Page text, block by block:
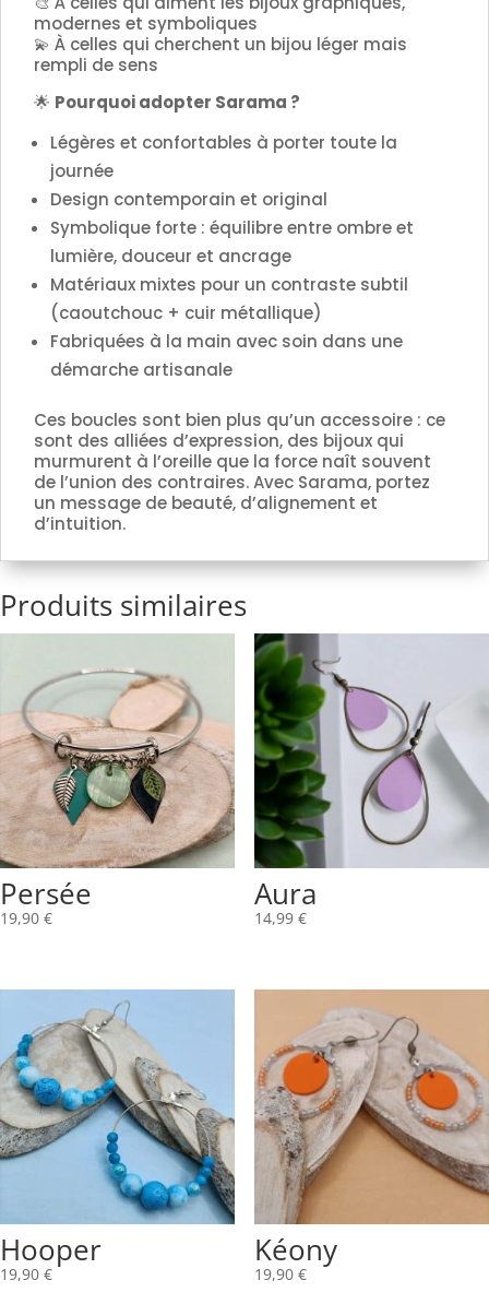
modernes et symboliques
💫 À celles qui cherchent un bijou léger mais
rempli de sens
🌟 Pourquoi adopter Sarama ?
Légères et confortables à porter toute la
journée
Design contemporain et original
Symbolique forte : équilibre entre ombre et
lumière, douceur et ancrage
Matériaux mixtes pour un contraste subtil
(caoutchouc + cuir métallique)
Fabriquées à la main avec soin dans une
démarche artisanale
Ces boucles sont bien plus qu’un accessoire : ce
sont des alliées d’expression, des bijoux qui
murmurent à l’oreille que la force naît souvent
de l’union des contraires. Avec Sarama, portez
un message de beauté, d’alignement et
d’intuition.
Produits similaires
Persée
19,90 €
Aura
14,99 €
Hooper
19,90 €
Kéony
19,90 €